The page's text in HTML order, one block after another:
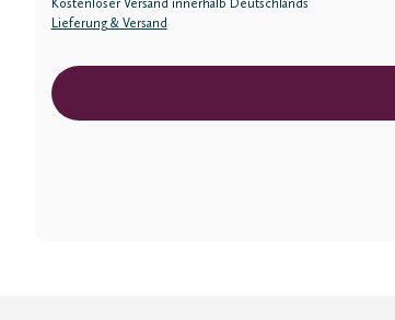
Kostenloser Versand innerhalb Deutschlands
Lieferung & Versand